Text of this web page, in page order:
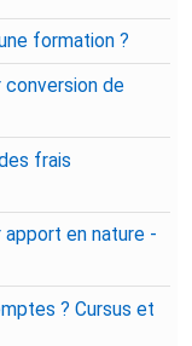
formation ?
conversion de
frais
apport en nature -
? Cursus et